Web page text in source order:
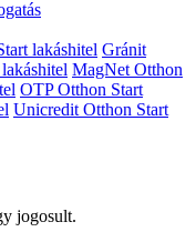
lakáshitel Gránit
MagNet Otthon
OTP Otthon Start
Unicredit Otthon Start
jogosult.